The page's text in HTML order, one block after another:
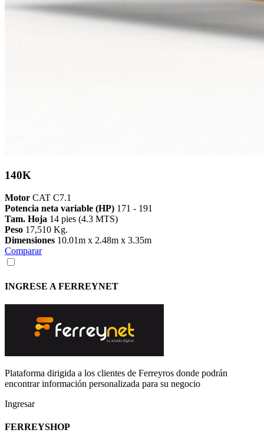
140K
Motor CAT C7.1
Potencia neta variable (HP) 171 - 191
Tam. Hoja 14 pies (4.3 MTS)
Peso 17,510 Kg.
Dimensiones ​10.01m x 2.48m x 3.35m​
Comparar
INGRESE A FERREYNET
Plataforma dirigida a los clientes de Ferreyros donde podrán
encontrar información personalizada para su negocio
Ingresar
FERREYSHOP